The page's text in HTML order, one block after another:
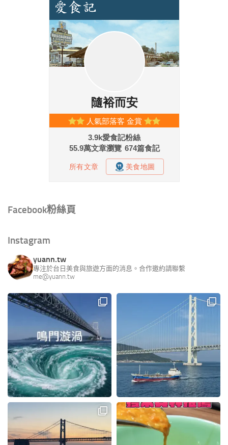
Facebook粉絲頁
Instagram
yuann.tw
專注於台日美食與旅遊方面的消息。合作邀約請聯繫
me@yuann.tw